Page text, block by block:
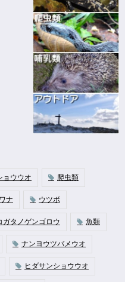
ョウウオ 爬虫類
ナ ウツボ
ガタノゲンゴロウ 魚類
ナンヨウツバメウオ
ヒダサンショウウオ